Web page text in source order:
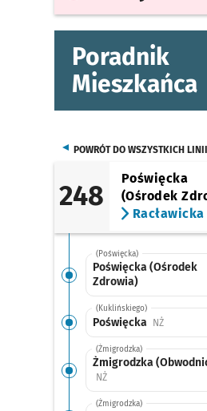
Poradnik
Mieszkańca
POWRÓT DO WSZYSTKICH LINII
248
Poświęcka
(Ośrodek
Racławicka
(Poświęcka)
Poświęcka (Ośrodek
Zdrowia)
(Kuklińskiego)
Poświęcka NŻ
(Żmigrodzka)
Żmigrodzka
NŻPrzystanek na życzenie
(Żmigrodzka)